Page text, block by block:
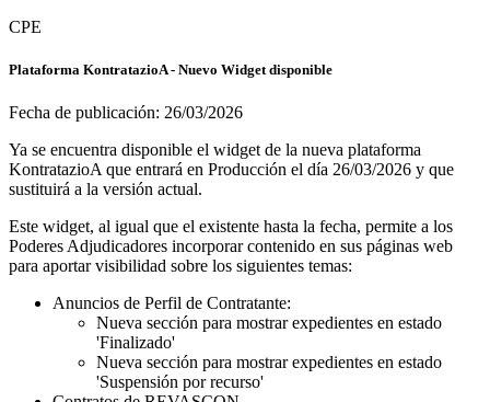
CPE
Plataforma KontratazioA - Nuevo Widget disponible
Fecha de publicación: 26/03/2026
Ya se encuentra disponible el widget de la nueva plataforma
KontratazioA que entrará en Producción el día 26/03/2026 y que
sustituirá a la versión actual.
Este widget, al igual que el existente hasta la fecha, permite a los
Poderes Adjudicadores incorporar contenido en sus páginas web
para aportar visibilidad sobre los siguientes temas:
Anuncios de Perfil de Contratante:
Nueva sección para mostrar expedientes en estado
'Finalizado'
Nueva sección para mostrar expedientes en estado
'Suspensión por recurso'